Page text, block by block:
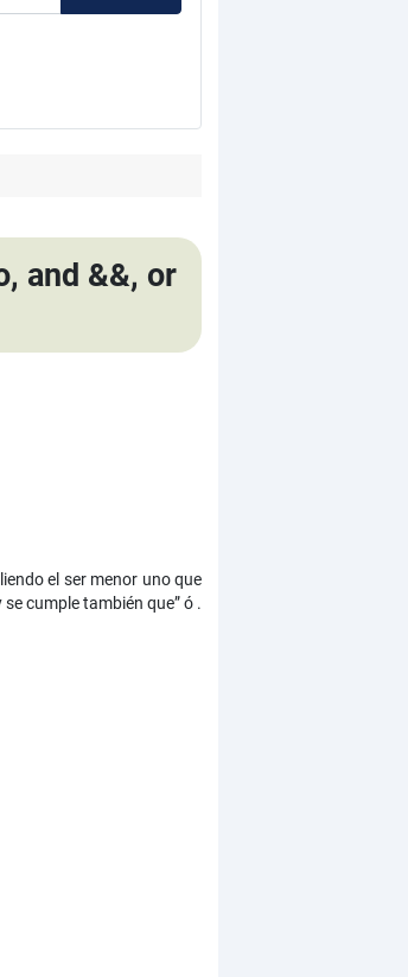
and &&, or
el ser menor uno que
cumple también que” ó .